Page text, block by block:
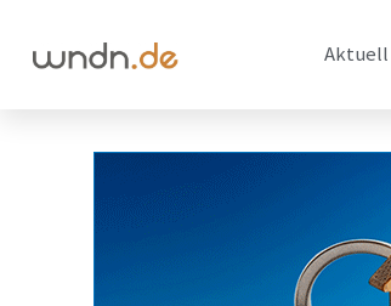
Aktuell